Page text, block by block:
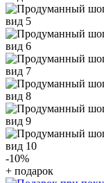
-10%
+ подарок